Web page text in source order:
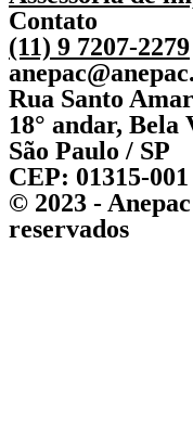
Contato
(11) 9 7207-2279
Rua Santo
18° andar, Bela
São Paulo / SP
CEP: 01315-001
© 2023 -
reservados